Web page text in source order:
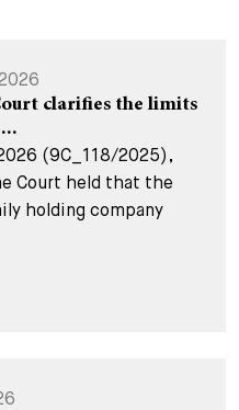
clarifies the limits
(9C_118/2025),
Court held that the
holding company